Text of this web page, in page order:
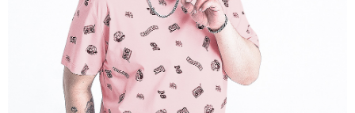
恩沛科技股份有限公司將有權停止該用戶之使用額度並採取法律行動。